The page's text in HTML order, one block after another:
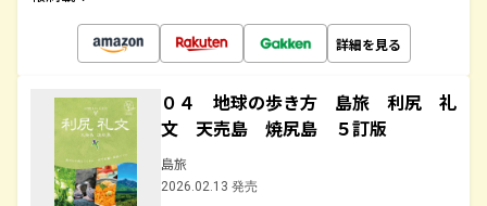
詳細を見る
０４ 地球の歩き方 島旅 利尻 礼
文 天売島 焼尻島 ５訂版
島旅
2026.02.13 発売